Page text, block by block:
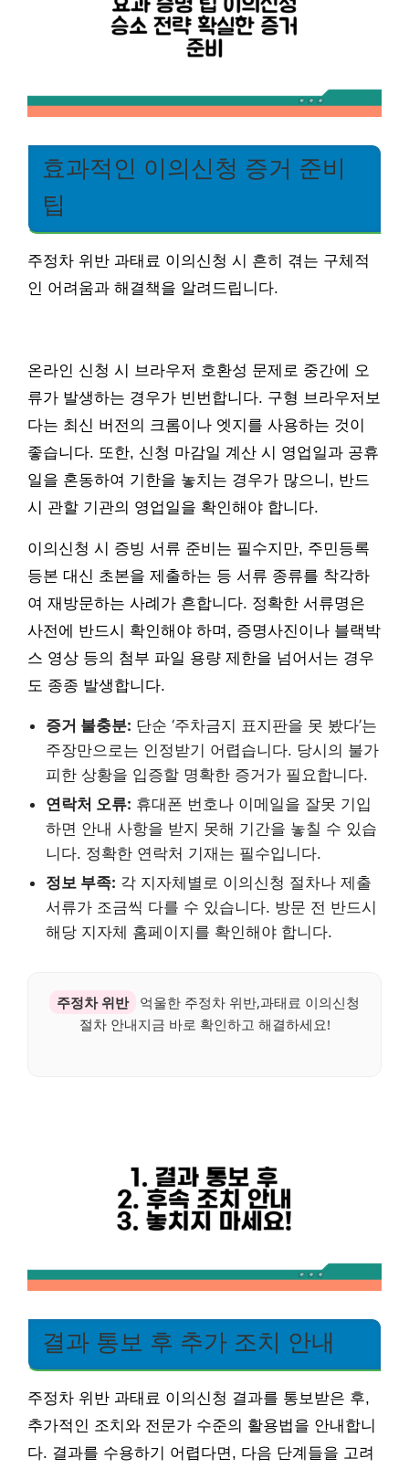
효과적인 이의신청 증거 준비
팁
주정차 위반 과태료 이의신청 시 흔히 겪는 구체적
인 어려움과 해결책을 알려드립니다.
온라인 신청 시 브라우저 호환성 문제로 중간에 오
류가 발생하는 경우가 빈번합니다. 구형 브라우저보
다는 최신 버전의 크롬이나 엣지를 사용하는 것이
좋습니다. 또한, 신청 마감일 계산 시 영업일과 공휴
일을 혼동하여 기한을 놓치는 경우가 많으니, 반드
시 관할 기관의 영업일을 확인해야 합니다.
이의신청 시 증빙 서류 준비는 필수지만, 주민등록
등본 대신 초본을 제출하는 등 서류 종류를 착각하
여 재방문하는 사례가 흔합니다. 정확한 서류명은
사전에 반드시 확인해야 하며, 증명사진이나 블랙박
스 영상 등의 첨부 파일 용량 제한을 넘어서는 경우
도 종종 발생합니다.
증거 불충분: 단순 ‘주차금지 표지판을 못 봤다’는
주장만으로는 인정받기 어렵습니다. 당시의 불가
피한 상황을 입증할 명확한 증거가 필요합니다.
연락처 오류: 휴대폰 번호나 이메일을 잘못 기입
하면 안내 사항을 받지 못해 기간을 놓칠 수 있습
니다. 정확한 연락처 기재는 필수입니다.
정보 부족: 각 지자체별로 이의신청 절차나 제출
서류가 조금씩 다를 수 있습니다. 방문 전 반드시
해당 지자체 홈페이지를 확인해야 합니다.
주정차 위반
억울한 주정차 위반,과태료 이의신청
절차 안내지금 바로 확인하고 해결하세요!
결과 통보 후 추가 조치 안내
주정차 위반 과태료 이의신청 결과를 통보받은 후,
추가적인 조치와 전문가 수준의 활용법을 안내합니
다. 결과를 수용하기 어렵다면, 다음 단계들을 고려